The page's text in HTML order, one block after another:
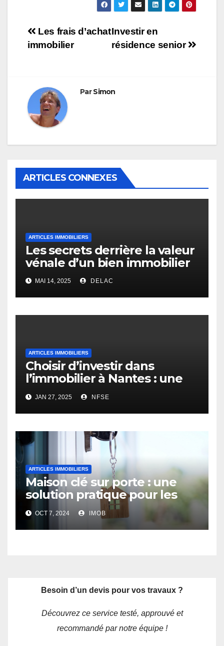
NavigationInvestir en
résidence senior
Les frais d’achat
immobilier
ParSimon
ARTICLES CONNEXES
ARTICLES IMMOBILIERS
Les secrets derrière la valeur
vénale d’un bien immobilier
MAI 14, 2025 DELAC
ARTICLES IMMOBILIERS
Choisir d’investir dans
l’immobilier à Nantes : une
opportunité rentable
JAN 27, 2025 NFSE
ARTICLES IMMOBILIERS
Maison clé sur porte : une
solution pratique pour les
futurs propriétaires
OCT 7, 2024 IMOB
Besoin d’un devis pour vos travaux ?
Découvrez ce service testé, approuvé et
recommandé par notre équipe !